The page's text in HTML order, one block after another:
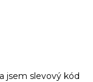
jsem slevový kód